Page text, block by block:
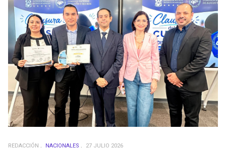
REDACCIÓN NACIONALES 27 JULIO 2026